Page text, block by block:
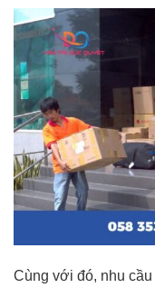
Cùng với đó, nhu cầu